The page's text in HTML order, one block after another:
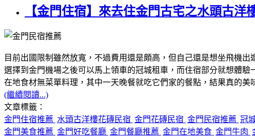
【金門住宿】來去住金門古宅之水頭古
目前出國限制雖然放寬，不過費用還是頗高，但自己還是想坐飛機
選擇到金門機場之後可以馬上領車的冠城租車，而住宿部分就想體
在地食材無菜單料理，其中一天晚餐就吃它們家的餐點，結果真的美
(繼續閱讀...)
文章標籤：
金門住宿推薦 水頭古洋樓花磚民宿 金門花磚民宿 金門民宿推薦 冠
金門美食推薦 金門好吃餐廳 金門餐廳推薦 金門在地美食 金門牛肉